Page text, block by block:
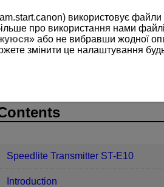
Speedlite Transmitter ST-E10
Speedlite Transmitter ST-E10
Introduction
використовує
про використання нами
» або не вибравши жодної
змінити це налаштування